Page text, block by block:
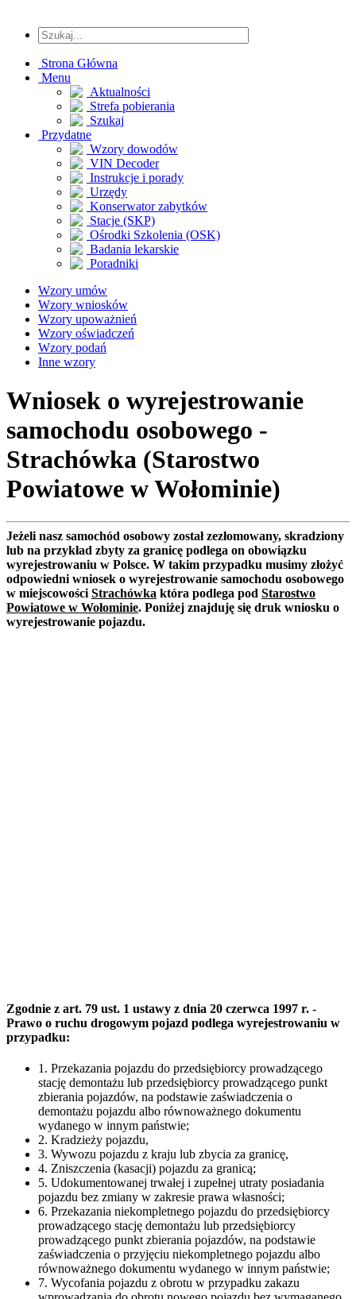
Strona Główna
Menu
Aktualności
Strefa pobierania
Szukaj
Przydatne
Wzory dowodów
VIN Decoder
Instrukcje i porady
Urzędy
Konserwator zabytków
Stacje (SKP)
Ośrodki Szkolenia (OSK)
Badania lekarskie
Poradniki
Wzory umów
Wzory wniosków
Wzory upoważnień
Wzory oświadczeń
Wzory podań
Inne wzory
Wniosek o wyrejestrowanie
samochodu osobowego -
Strachówka (Starostwo
Powiatowe w Wołominie)
Jeżeli nasz samochód osobowy został zezłomowany, skradziony
lub na przykład zbyty za granicę podlega on obowiązku
wyrejestrowaniu w Polsce. W takim przypadku musimy złożyć
odpowiedni wniosek o wyrejestrowanie samochodu osobowego
w miejscowości Strachówka która podlega pod Starostwo
Powiatowe w Wołominie. Poniżej znajduję się druk wniosku o
wyrejestrowanie pojazdu.
Zgodnie z art. 79 ust. 1 ustawy z dnia 20 czerwca 1997 r. -
Prawo o ruchu drogowym pojazd podlega wyrejestrowaniu w
przypadku:
1. Przekazania pojazdu do przedsiębiorcy prowadzącego
stację demontażu lub przedsiębiorcy prowadzącego punkt
zbierania pojazdów, na podstawie zaświadczenia o
demontażu pojazdu albo równoważnego dokumentu
wydanego w innym państwie;
2. Kradzieży pojazdu,
3. Wywozu pojazdu z kraju lub zbycia za granicę,
4. Zniszczenia (kasacji) pojazdu za granicą;
5. Udokumentowanej trwałej i zupełnej utraty posiadania
pojazdu bez zmiany w zakresie prawa własności;
6. Przekazania niekompletnego pojazdu do przedsiębiorcy
prowadzącego stację demontażu lub przedsiębiorcy
prowadzącego punkt zbierania pojazdów, na podstawie
zaświadczenia o przyjęciu niekompletnego pojazdu albo
równoważnego dokumentu wydanego w innym państwie;
7. Wycofania pojazdu z obrotu w przypadku zakazu